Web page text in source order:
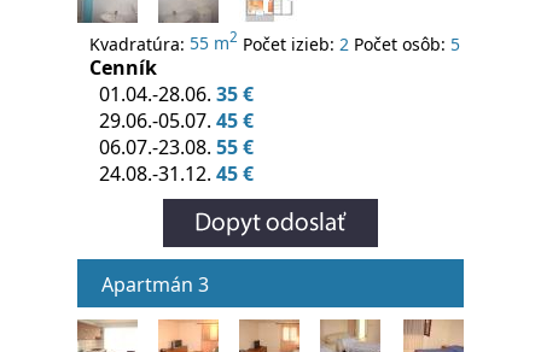
Kvadratúra: 55 m2 Počet izieb: 2 Počet osôb: 5
Cenník
01.04.-28.06. 35 €
29.06.-05.07. 45 €
06.07.-23.08. 55 €
24.08.-31.12. 45 €
Apartmán 3